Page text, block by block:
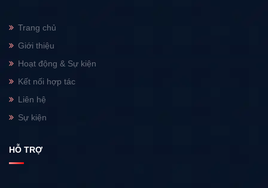
Trang chủ
Giới thiệu
Hoạt động & Sự kiện
Kết nối hợp tác
Liên hệ
Sự kiện
HỖ TRỢ